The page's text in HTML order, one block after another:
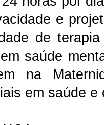
e
de
saúde
na
em saúde